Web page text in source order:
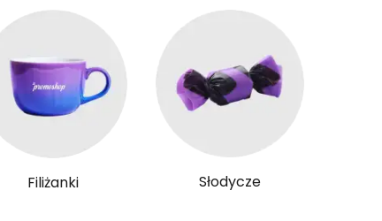
Filiżanki Słodycze